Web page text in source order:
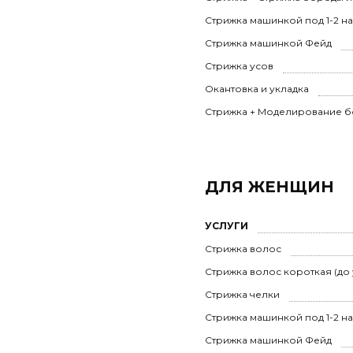
Стрижка машинкой под 1-2
Стрижка машинкой Фейд
Стрижка усов
Окантовка и укладка
Стрижка + Моделирование
ДЛЯ ЖЕНЩИН
УСЛУГИ
Стрижка волос
Стрижка волос короткая
Стрижка челки
Стрижка машинкой под 1-2
Стрижка машинкой Фейд